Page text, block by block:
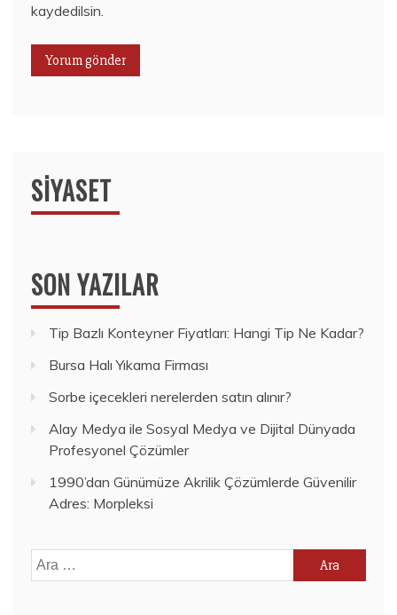
kaydedilsin.
SIYASET
SON YAZILAR
Tip Bazlı Konteyner Fiyatları: Hangi Tip Ne Kadar?
Bursa Halı Yıkama Firması
Sorbe içecekleri nerelerden satın alınır?
Alay Medya ile Sosyal Medya ve Dijital Dünyada
Profesyonel Çözümler
1990’dan Günümüze Akrilik Çözümlerde Güvenilir
Adres: Morpleksi
Arama: